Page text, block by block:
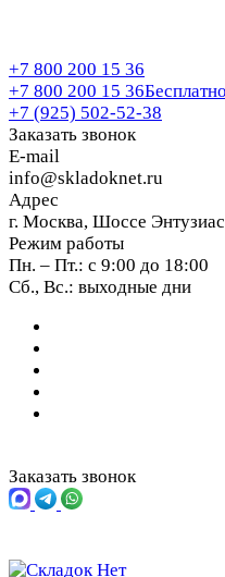
+7 800 200 15 36
+7 800 200 15 36
+7 (925) 502-52-38
Заказать звонок
E-mail
info@skladoknet.ru
Адрес
г. Москва, Шоссе
Режим работы
Пн. – Пт.: с 9:00 до 18:00
Сб., Вс.: выходные дни
Заказать звонок